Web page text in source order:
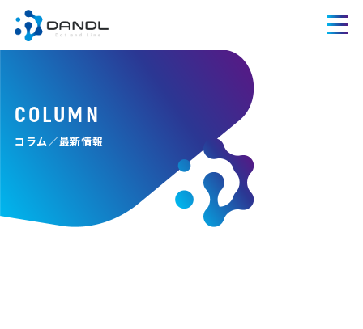
COLUMN
コラム／最新情報